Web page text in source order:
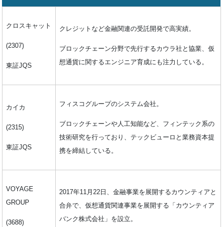
クロスキャット
(2307)
東証JQS
クレジットなど金融関連の受託開発で高実績。
ブロックチェーン分野で先行するカウラ社と協業、仮
想通貨に関するエンジニア育成にも注力している。
カイカ
(2315)
東証JQS
フィスコグループのシステム会社。
ブロックチェーンや人工知能など、フィンテック系の
技術研究を行っており、テックビューロと業務資本提
携を締結している。
VOYAGE
GROUP
(3688)
2017年11月22日、金融事業を展開するカウンティアと
合弁で、仮想通貨関連事業を展開する「カウンティア
バンク株式会社」を設立。